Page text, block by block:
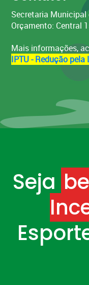
Secretaria Municipal
Orçamento: Central
Mais informações,
IPTU - Redução
Seja